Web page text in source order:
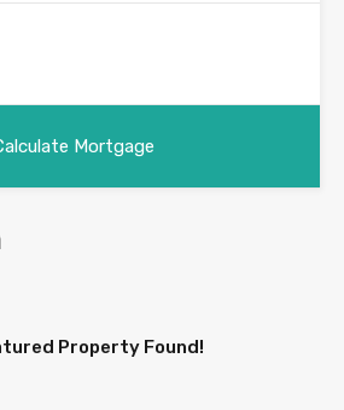
Property Found!